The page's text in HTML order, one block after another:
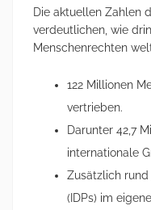
Die aktuellen Zahlen
verdeutlichen, wie
Menschenrechten
122 Millionen
vertrieben.
Darunter 42,7
internationale
Zusätzlich rund
(IDPs) im